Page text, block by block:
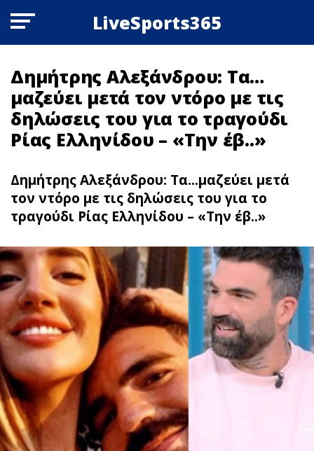
LiveSports365
Δημήτρης Αλεξάνδρου: Τα…
μαζεύει μετά τον ντόρο με τις
δηλώσεις του για το τραγούδι
Ρίας Ελληνίδου – «Την έβ..»
Δημήτρης Αλεξάνδρου: Τα...μαζεύει μετά
τον ντόρο με τις δηλώσεις του για το
τραγούδι Ρίας Ελληνίδου – «Την έβ..»